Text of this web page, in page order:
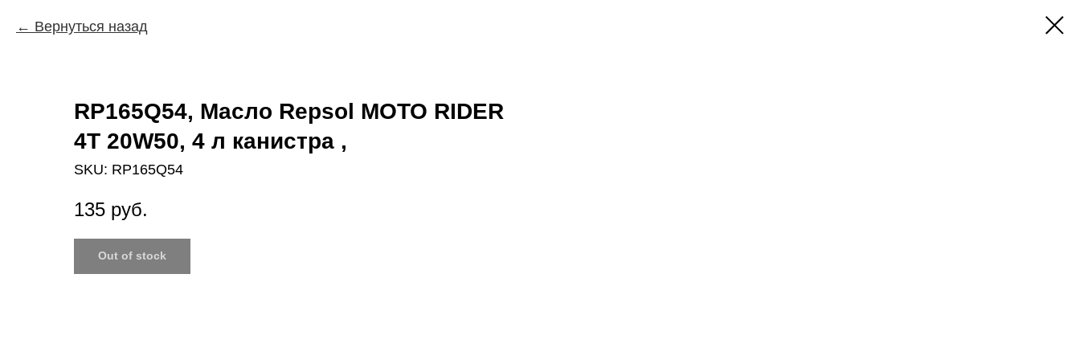
Вернуться назад
RP165Q54, Масло Repsol MOTO RIDER
4T 20W50, 4 л канистра ,
SKU: RP165Q54
135 руб.
Out of stock